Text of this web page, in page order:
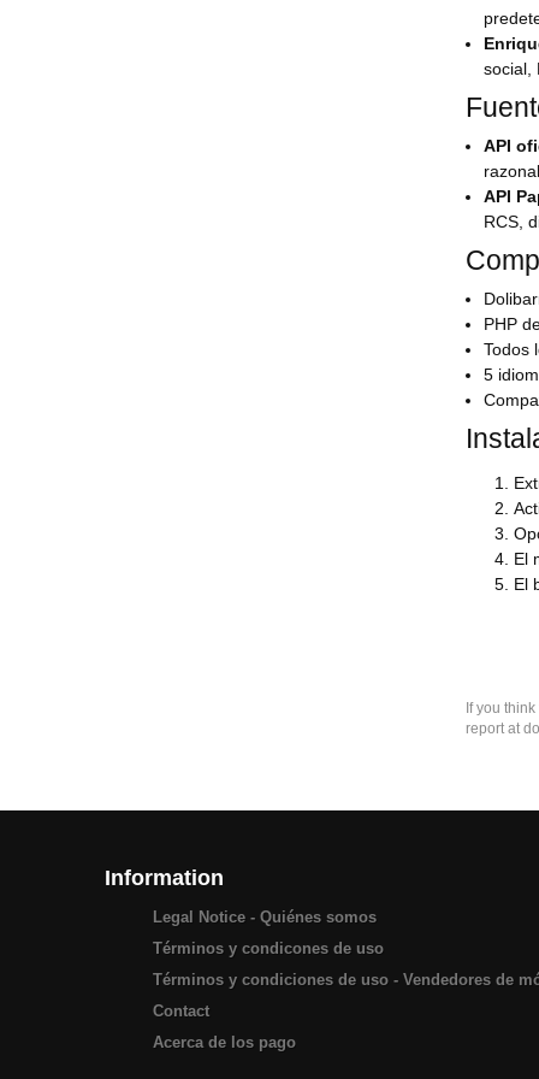
social,
API
API
RCS,
PHP
Todos
5
El
El
If you
report at
Information
Legal Notice - Quiénes somos
Términos y condicones de uso
Términos y condiciones de uso - Vendedores de
Contact
Acerca de los pago